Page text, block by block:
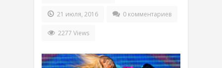
21 июля, 2016 0 комментариев
2277 Views